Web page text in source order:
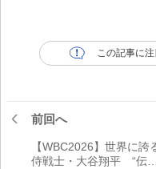
この記事に注
前回へ
【WBC2026】世界に誇
侍戦士・大谷翔平 “伝道